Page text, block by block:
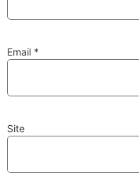
Email *
Site
Discos e Pastilhas